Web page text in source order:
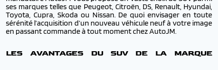
ses marques telles que Peugeot, Citroën, DS, Renault, Hyundai,
Toyota, Cupra, Skoda ou Nissan. De quoi envisager en toute
sérénité l’acquisition d’un nouveau véhicule neuf à votre image
en passant commande à tout moment chez AutoJM.
LES AVANTAGES DU SUV DE LA MARQUE